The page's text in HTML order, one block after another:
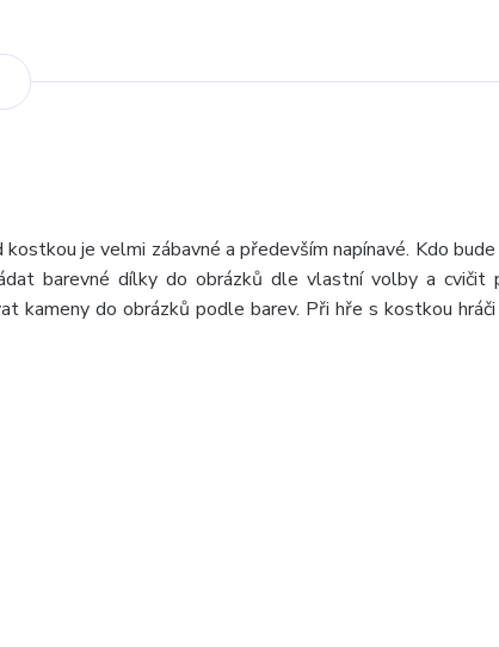
je velmi zábavné a především napínavé. Kdo
barevné dílky do obrázků dle vlastní volby a cvičit
kameny do obrázků podle barev. Při hře s kostkou